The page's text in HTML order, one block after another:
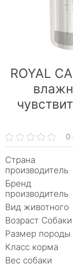
ROYAL
0
Страна
производитель
Бренд
производитель
Вид животного
Возраст Собаки
Размер породы
Класc корма
Вес собаки